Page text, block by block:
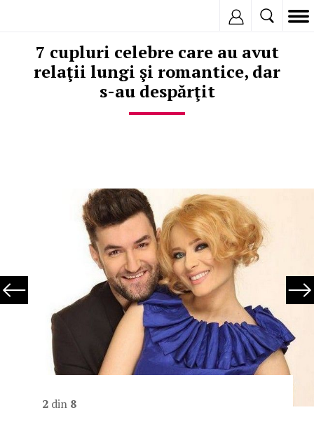
7 cupluri celebre care au avut
relaţii lungi şi romantice, dar
s-au despărţit
2 din 8